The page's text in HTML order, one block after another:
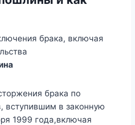
брака, включая
брака по
вступившим в законную
1999 года,включая